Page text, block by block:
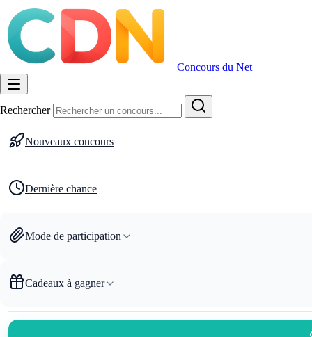
Concours du Net
Rechercher
Nouveaux concours
Dernière chance
Mode de participation
Cadeaux à gagner